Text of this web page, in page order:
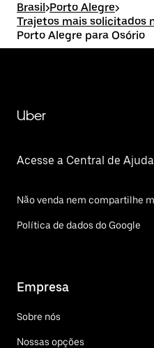
Brasil>Porto Alegre>
Trajetos mais solicitados
Porto Alegre para Osório
Uber
Acesse a Central de Ajuda
Não venda nem compartilhe
Política de dados do Google
Empresa
Sobre nós
Nossas opções